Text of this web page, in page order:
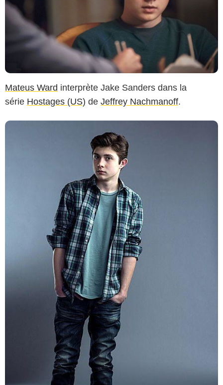
Mateus Ward interprète Jake Sanders dans la
série Hostages (US) de Jeffrey Nachmanoff.